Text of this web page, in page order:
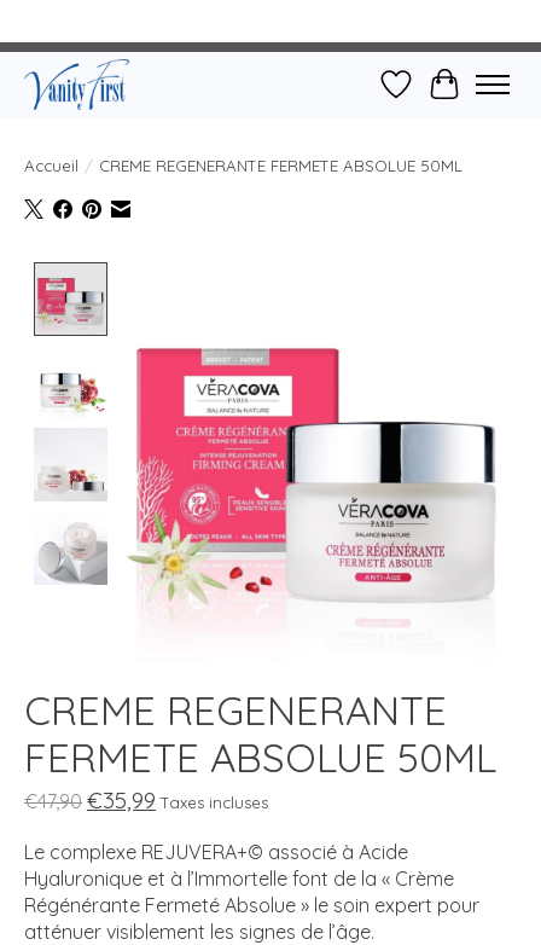
Liste dePanier
Accueil / CREME REGENERANTE FERMETE ABSOLUE 50ML
CREME REGENERANTE
FERMETE ABSOLUE 50ML
€47,90 €35,99 Taxes incluses
Le complexe REJUVERA+© associé à Acide
Hyaluronique et à l’Immortelle font de la « Crème
Régénérante Fermeté Absolue » le soin expert pour
atténuer visiblement les signes de l’âge.